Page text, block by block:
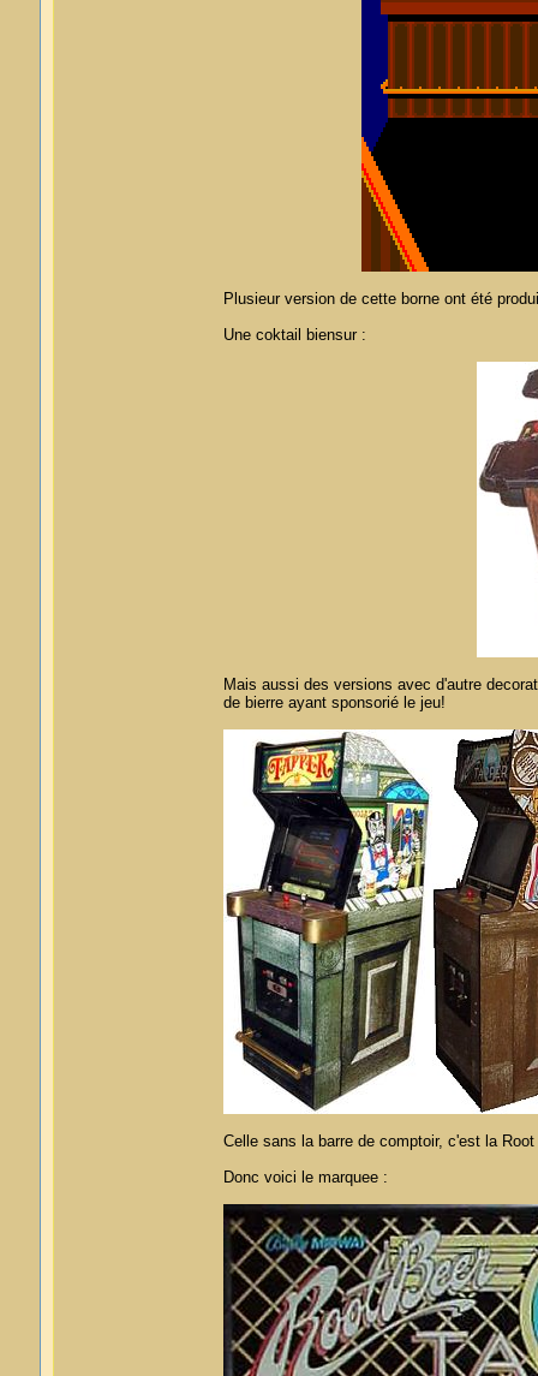
Plusieur version de cette borne ont été
Une coktail biensur :
Mais aussi des versions avec d'autre
de bierre ayant sponsorié le jeu!
Celle sans la barre de comptoir, c'est la Root
Donc voici le marquee :